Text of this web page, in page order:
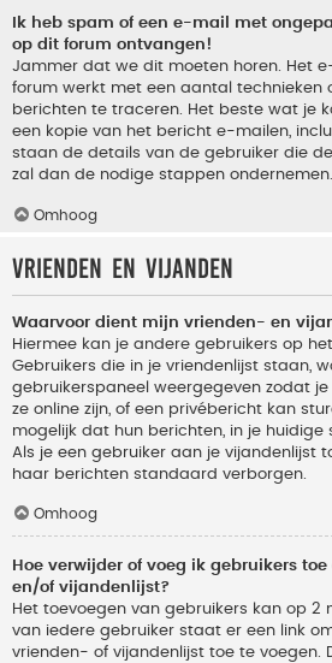
Ik heb spam of een e-mail met
op dit forum ontvangen!
Jammer dat we dit moeten horen. Het
forum werkt met een aantal technieken
berichten te traceren. Het beste wat je
een kopie van het bericht e-mailen,
staan de details van de gebruiker die
zal dan de nodige stappen ondernemen.
Omhoog
Vrienden en vijanden
Waarvoor dient mijn vrienden- en
Hiermee kan je andere gebruikers op
Gebruikers die in je vriendenlijst staan,
gebruikerspaneel weergegeven zodat
ze online zijn, of een privébericht kan
mogelijk dat hun berichten, in je huidige
Als je een gebruiker aan je vijandenlijst
haar berichten standaard verborgen.
Omhoog
Hoe verwijder of voeg ik gebruikers
en/of vijandenlijst?
Het toevoegen van gebruikers kan op 2
van iedere gebruiker staat er een link
vrienden- of vijandenlijst toe te voegen.